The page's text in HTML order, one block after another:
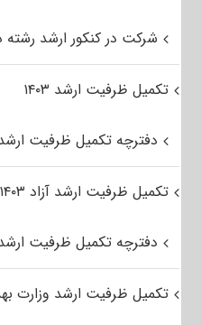
شرکت در کنکور ارشد رشته
تکمیل ظرفیت ارشد ۱۴۰۳
دفترچه تکمیل ظرفیت ارشد
تکمیل ظرفیت ارشد آزاد ۱۴۰۳
دفترچه تکمیل ظرفیت ارشد
تکمیل ظرفیت ارشد وزارت